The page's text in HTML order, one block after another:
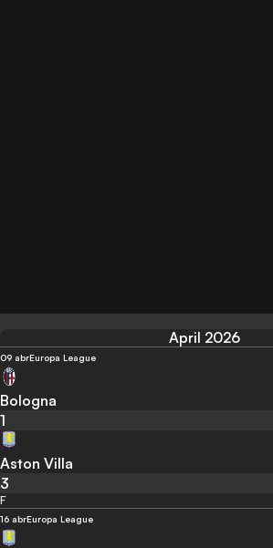
April 2026
09 abrEuropa League
Bologna
1
Aston Villa
3
F
16 abrEuropa League